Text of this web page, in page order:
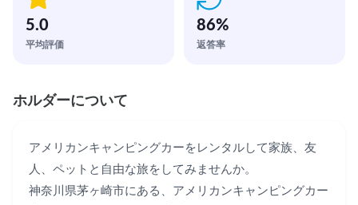
5.0
平均評価
86%
返答率
ホルダーについて
アメリカンキャンピングカーをレンタルして家族、友
人、ペットと自由な旅をしてみませんか。
神奈川県茅ヶ崎市にある、アメリカンキャンピングカー